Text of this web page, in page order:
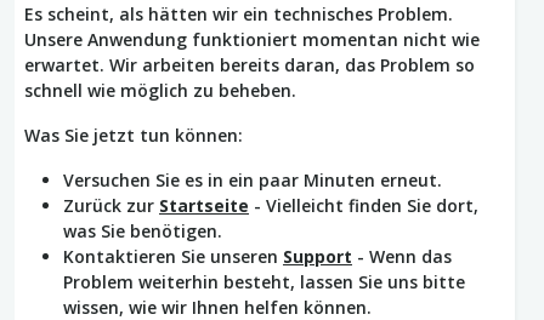
Es scheint, als hätten wir ein technisches Problem.
Unsere Anwendung funktioniert momentan nicht wie
erwartet. Wir arbeiten bereits daran, das Problem so
schnell wie möglich zu beheben.
Was Sie jetzt tun können:
Versuchen Sie es in ein paar Minuten erneut.
Zurück zur Startseite - Vielleicht finden Sie dort,
was Sie benötigen.
Kontaktieren Sie unseren Support - Wenn das
Problem weiterhin besteht, lassen Sie uns bitte
wissen, wie wir Ihnen helfen können.